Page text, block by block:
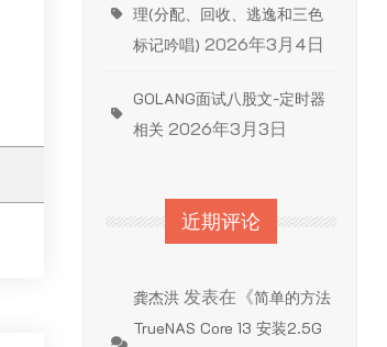
理(分配、回收、逃逸和三色
标记吟唱) 2026年3月4日
GOLANG面试八股文-定时器
相关 2026年3月3日
近期评论
龚杰洪 发表在《简单的方法
TrueNAS Core 13 安装2.5G